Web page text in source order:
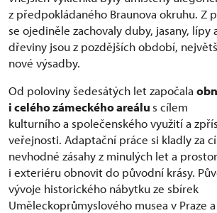
z předpokládaného Braunova okruhu. Z
se ojediněle zachovaly duby, jasany, lípy
dřeviny jsou z pozdějších období,
nové výsadby.
Od poloviny šedesátých let započala
i celého zámeckého areálu s cílem
kulturního a společenského využití a
veřejnosti. Adaptační práce si kladly za
nevhodné zásahy z minulých let a
i exteriéru obnovit do původní krásy.
vývoje historického nábytku ze sbírek
Uměleckoprůmyslového musea v Praze